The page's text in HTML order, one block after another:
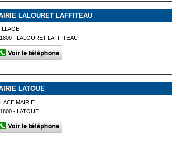
LALOURET LAFFITEAU
- LALOURET-LAFFITEAU
LATOUE
MAIRIE
- LATOUE